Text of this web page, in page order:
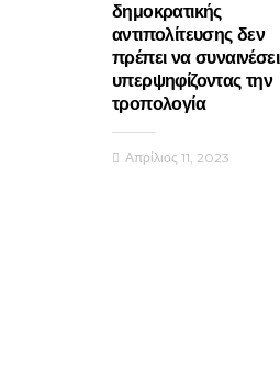
δημοκρατικής
αντιπολίτευσης δεν
πρέπει να συναινέσει
υπερψηφίζοντας την
τροπολογία
Απρίλιος 11, 2023